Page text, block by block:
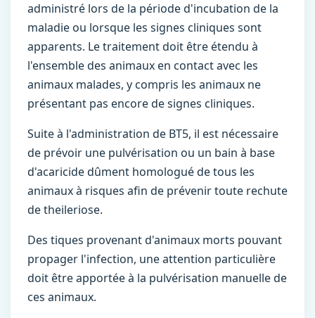
administré lors de la période d'incubation de la
maladie ou lorsque les signes cliniques sont
apparents. Le traitement doit être étendu à
l'ensemble des animaux en contact avec les
animaux malades, y compris les animaux ne
présentant pas encore de signes cliniques.
Suite à l'administration de BT5, il est nécessaire
de prévoir une pulvérisation ou un bain à base
d'acaricide dûment homologué de tous les
animaux à risques afin de prévenir toute rechute
de theileriose.
Des tiques provenant d'animaux morts pouvant
propager l'infection, une attention particulière
doit être apportée à la pulvérisation manuelle de
ces animaux.